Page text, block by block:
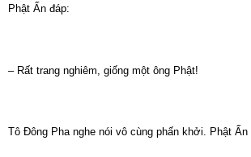
Phật Ấn đáp:
– Rất trang nghiêm, giống một ông Phật!
Tô Đông Pha nghe nói vô cùng phấn khởi. Phật